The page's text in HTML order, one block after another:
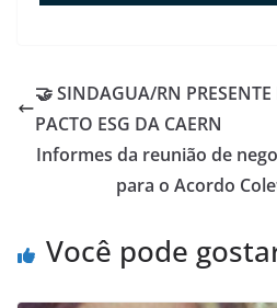
🤝 SINDAGUA/RN
PACTO ESG DA CAERN
Informes da reunião de
para o Acordo
Você pode